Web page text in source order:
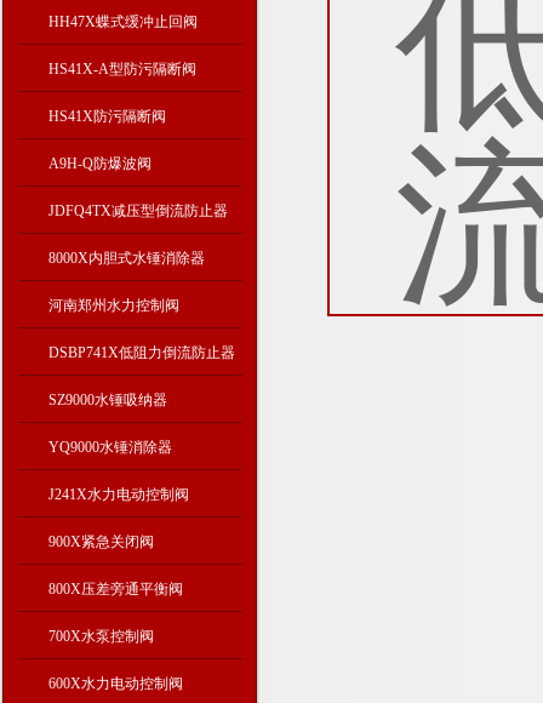
HH47X蝶式缓冲止回阀
HS41X-A型防污隔断阀
HS41X防污隔断阀
A9H-Q防爆波阀
JDFQ4TX减压型倒流防止器
8000X内胆式水锤消除器
河南郑州水力控制阀
DSBP741X低阻力倒流防止器
SZ9000水锤吸纳器
YQ9000水锤消除器
J241X水力电动控制阀
900X紧急关闭阀
800X压差旁通平衡阀
700X水泵控制阀
600X水力电动控制阀